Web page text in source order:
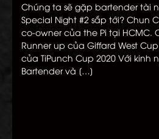
Chúng ta sẽ gặp bartender tài
Special Night #2 sắp tới? Chun
co-owner của the Pi tại HCMC.
Runner up của Giffard West Cup
của TiPunch Cup 2020 Với kinh
Bartender và […]